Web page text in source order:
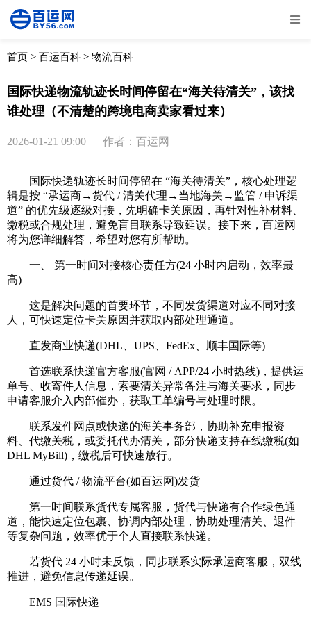
全部 物流资讯
取消 确定
首页 > 百运百科 > 物流百科
国际快递物流轨迹长时间停留在“海关待清关”，该找
谁处理（不清楚的跨境电商卖家看过来）
2026-01-21 09:00 作者：百运网
国际快递轨迹长时间停留在 “海关待清关”，核心处理逻
辑是按 “承运商→货代 / 清关代理→当地海关→监管 / 申诉渠
道” 的优先级逐级对接，先明确卡关原因，再针对性补材料、
缴税或合规处理，避免盲目联系导致延误。接下来，百运网
将为您详细解答，希望对您有所帮助。
一、 第一时间对接核心责任方(24 小时内启动，效率最
高)
这是解决问题的首要环节，不同发货渠道对应不同对接
人，可快速定位卡关原因并获取内部处理通道。
直发商业快递(DHL、UPS、FedEx、顺丰国际等)
首选联系快递官方客服(官网 / APP/24 小时热线)，提供运
单号、收寄件人信息，索要清关异常备注与海关要求，同步
申请客服介入内部催办，获取工单编号与处理时限。
联系发件网点或快递的海关事务部，协助补充申报资
料、代缴关税，或委托代办清关，部分快递支持在线缴税(如
DHL MyBill)，缴税后可快速放行。
通过货代 / 物流平台(如百运网)发货
第一时间联系货代专属客服，货代与快递有合作绿色通
道，能快速定位包裹、协调内部处理，协助处理清关、退件
等复杂问题，效率优于个人直接联系快递。
若货代 24 小时未反馈，同步联系实际承运商客服，双线
推进，避免信息传递延误。
EMS 国际快递